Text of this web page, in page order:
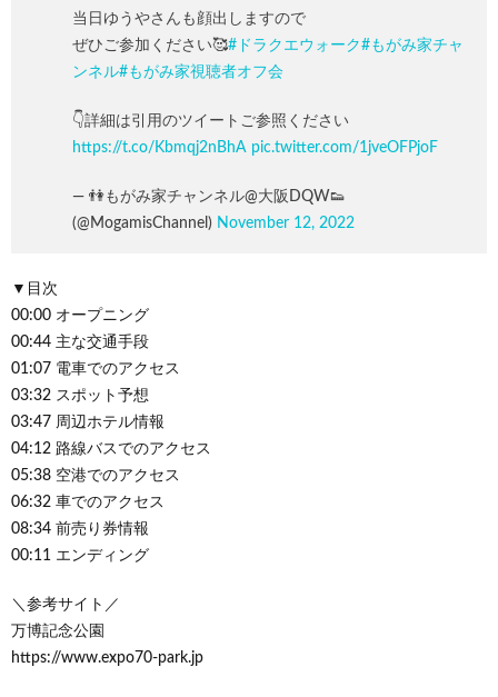
当日ゆうやさんも顔出しますので
ぜひご参加ください🥰#ドラクエウォーク#もがみ家チャ
ンネル#もがみ家視聴者オフ会
👇詳細は引用のツイートご参照ください
https://t.co/Kbmqj2nBhA pic.twitter.com/1jveOFPjoF
— 👫もがみ家チャンネル@大阪DQW👟
(@MogamisChannel) November 12, 2022
▼目次
00:00 オープニング
00:44 主な交通手段
01:07 電車でのアクセス
03:32 スポット予想
03:47 周辺ホテル情報
04:12 路線バスでのアクセス
05:38 空港でのアクセス
06:32 車でのアクセス
08:34 前売り券情報
00:11 エンディング
＼参考サイト／
万博記念公園
https://www.expo70-park.jp